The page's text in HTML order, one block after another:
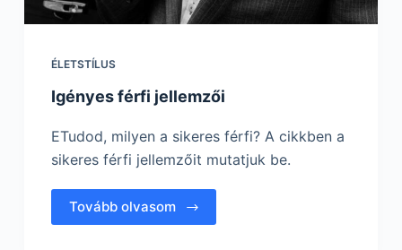
ÉLETSTÍLUS
Igényes férfi jellemzői
ETudod, milyen a sikeres férfi? A cikkben a
sikeres férfi jellemzőit mutatjuk be.
Tovább olvasom